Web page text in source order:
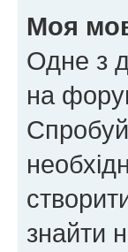
Моя
Одне з
на
знайти